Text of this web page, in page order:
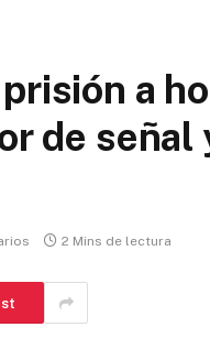
a
de señal
2 Mins de lectura